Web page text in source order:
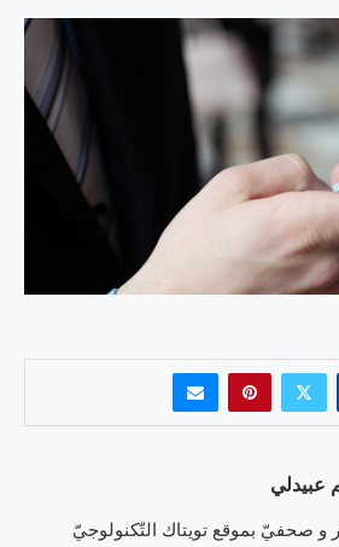
عبيدلي
و صحفيّ بموقع تويتاك التّكنولوجيّ